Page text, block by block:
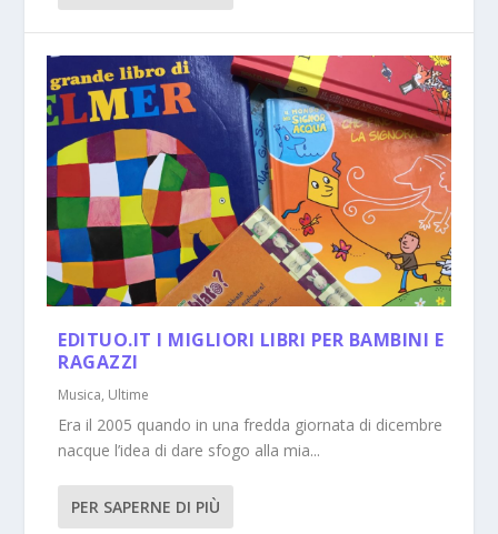
EDITUO.IT I MIGLIORI LIBRI PER BAMBINI E
RAGAZZI
Musica, Ultime
Era il 2005 quando in una fredda giornata di dicembre
nacque l’idea di dare sfogo alla mia...
PER SAPERNE DI PIÙ